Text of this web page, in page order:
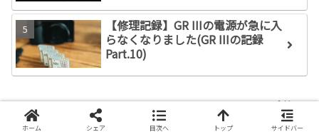
【修理記録】GR IIIの電源が急に入
らなくなりました(GR IIIの記録
Part.10)
Yuu
ホーム シェア 目次へ トップ サイドバー